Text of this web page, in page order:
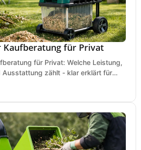
Kaufberatung für Privat
für Privat: Welche Leistung,
Ausstattung zählt - klar erklärt für